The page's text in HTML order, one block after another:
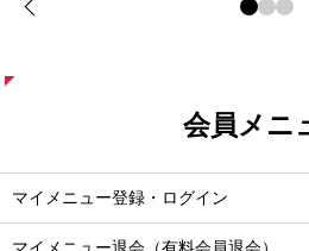
会員メニ
マイメニュー登録・ログイン